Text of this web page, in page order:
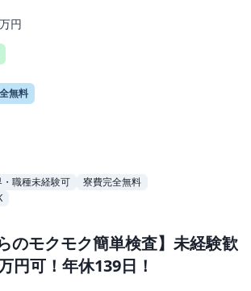
円
無料
・職種未経験可
寮費完全無料
のモクモク簡単検査】未経験歓
円可！年休139日！